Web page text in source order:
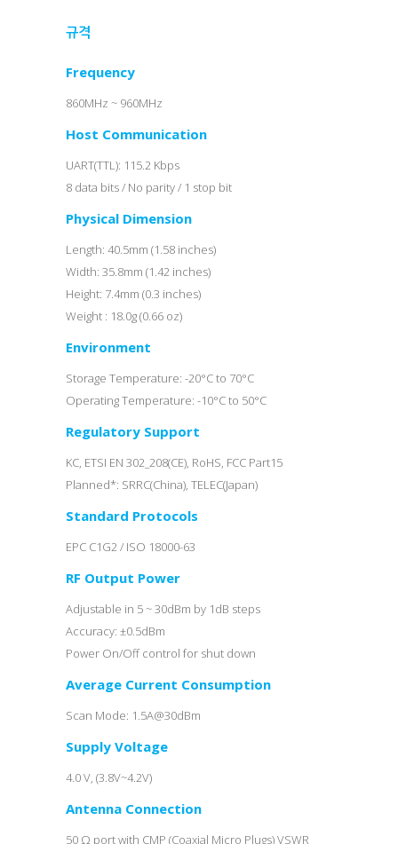
규격
Frequency
860MHz ~ 960MHz
Host Communication
UART(TTL): 115.2 Kbps
8 data bits / No parity / 1 stop bit
Physical Dimension
Length: 40.5mm (1.58 inches)
Width: 35.8mm (1.42 inches)
Height: 7.4mm (0.3 inches)
Weight : 18.0g (0.66 oz)
Environment
Storage Temperature: -20°C to 70°C
Operating Temperature: -10°C to 50°C
Regulatory Support
KC, ETSI EN 302_208(CE), RoHS, FCC Part15
Planned*: SRRC(China), TELEC(Japan)
Standard Protocols
EPC C1G2 / ISO 18000-63
RF Output Power
Adjustable in 5 ~ 30dBm by 1dB steps
Accuracy: ±0.5dBm
Power On/Off control for shut down
Average Current Consumption
Scan Mode: 1.5A@30dBm
Supply Voltage
4.0 V, (3.8V~4.2V)
Antenna Connection
50 Ω port with CMP (Coaxial Micro Plugs) VSWR